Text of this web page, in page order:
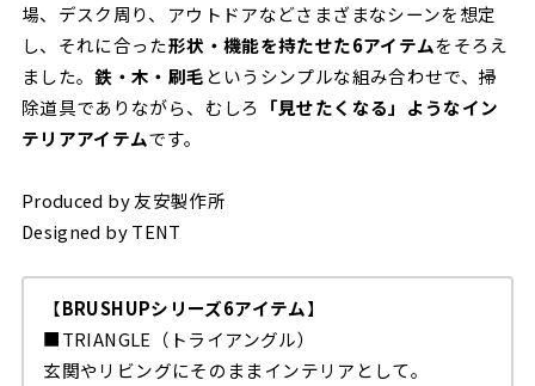
場、デスク周り、アウトドアなどさまざまなシーンを想定
し、それに合った形状・機能を持たせた6アイテムをそろえ
ました。鉄・木・刷毛 というシンプルな組み合わせで、掃
除道具でありながら、むしろ 「見せたくなる」ようなイン
テリアアイテムです。
Produced by 友安製作所
Designed by TENT
【BRUSHUPシリーズ6アイテム】
■TRIANGLE（トライアングル）
玄関やリビングにそのままインテリアとして。